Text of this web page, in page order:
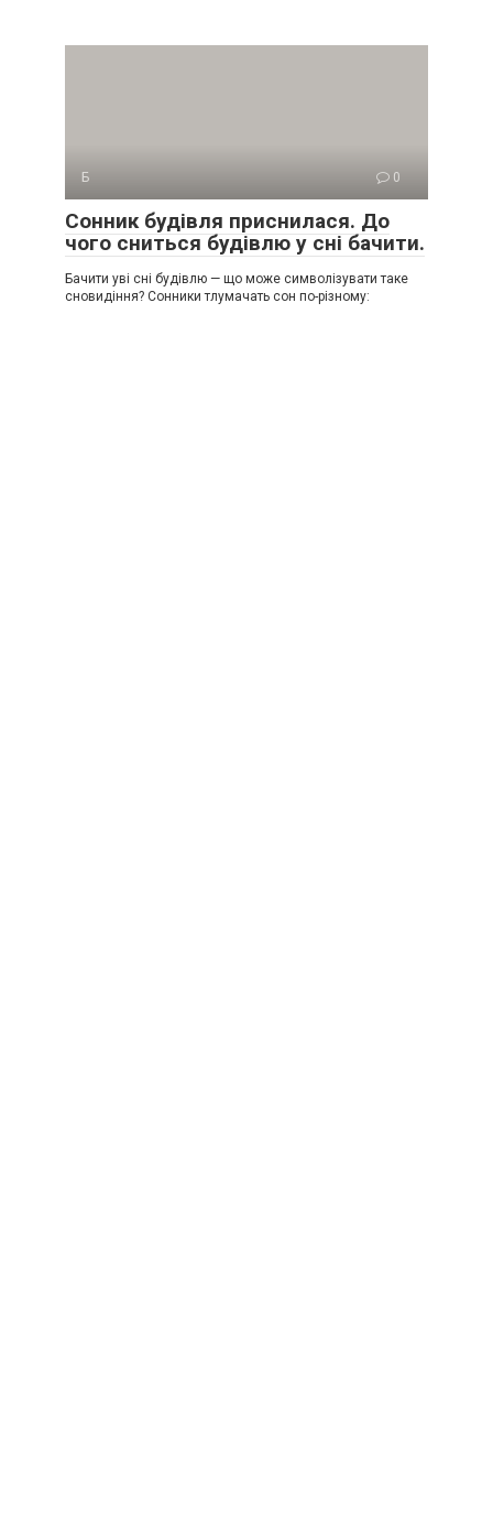
Б 0
Сонник будівля приснилася. До
чого сниться будівлю у сні бачити.
Бачити уві сні будівлю — що може символізувати таке
сновидіння? Сонники тлумачать сон по-різному: